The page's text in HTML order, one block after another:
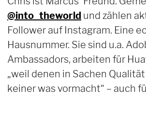
@into_theworld und zählen
Follower auf Instagram. Eine
Hausnummer. Sie sind u.a.
Ambassadors, arbeiten für
„weil denen in Sachen
keiner was vormacht“ – auch